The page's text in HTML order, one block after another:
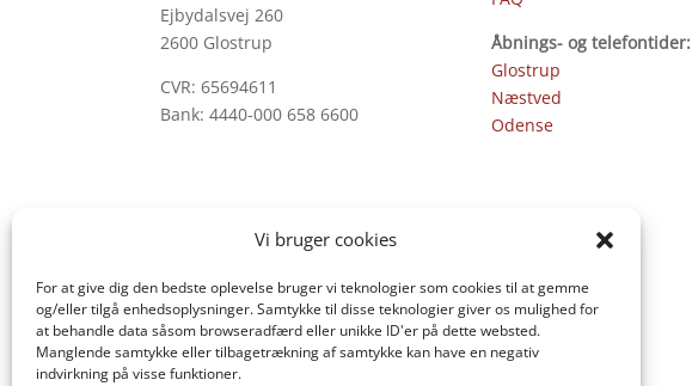
Vi bruger cookies
For at give dig den bedste oplevelse bruger vi teknologier som cookies til at gemme
og/eller tilgå enhedsoplysninger. Samtykke til disse teknologier giver os mulighed for
at behandle data såsom browseradfærd eller unikke ID'er på dette websted.
Manglende samtykke eller tilbagetrækning af samtykke kan have en negativ
indvirkning på visse funktioner.
Ejbydalsvej 260
2600 Glostrup
CVR: 65694611
Bank: 4440-000 658 6600
Åbnings- og telefontider:
Glostrup
Næstved
Odense